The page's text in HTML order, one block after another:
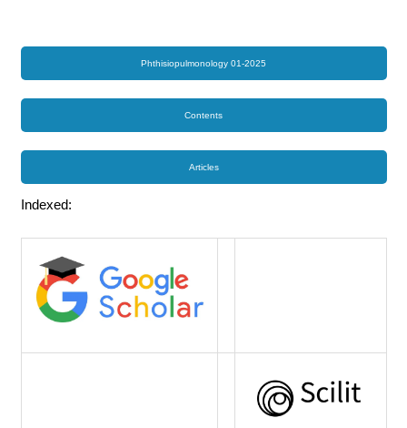
Phthisiopulmonology 01-2025
Contents
Articles
Indexed: